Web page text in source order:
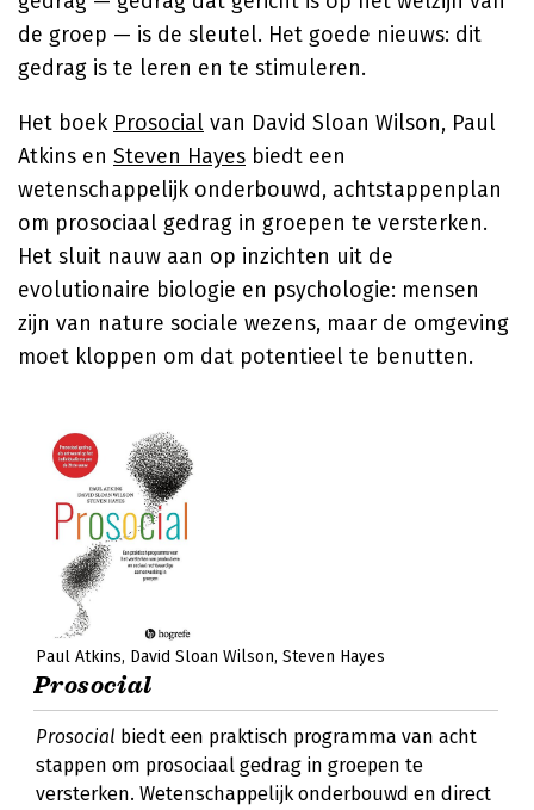
de groep — is de sleutel. Het goede nieuws: dit
gedrag is te leren en te stimuleren.
Het boek Prosocial van David Sloan Wilson, Paul
Atkins en Steven Hayes biedt een
wetenschappelijk onderbouwd, achtstappenplan
om prosociaal gedrag in groepen te versterken.
Het sluit nauw aan op inzichten uit de
evolutionaire biologie en psychologie: mensen
zijn van nature sociale wezens, maar de omgeving
moet kloppen om dat potentieel te benutten.
Paul Atkins David Sloan Wilson Steven Hayes
Prosocial
Prosocial biedt een praktisch programma van acht
stappen om prosociaal gedrag in groepen te
versterken. Wetenschappelijk onderbouwd en direct